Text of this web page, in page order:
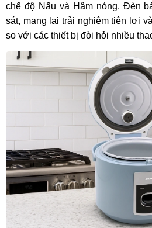
chế độ Nấu và Hâm nóng. Đèn
sát, mang lại trải nghiệm tiện lợi
so với các thiết bị đòi hỏi nhiều